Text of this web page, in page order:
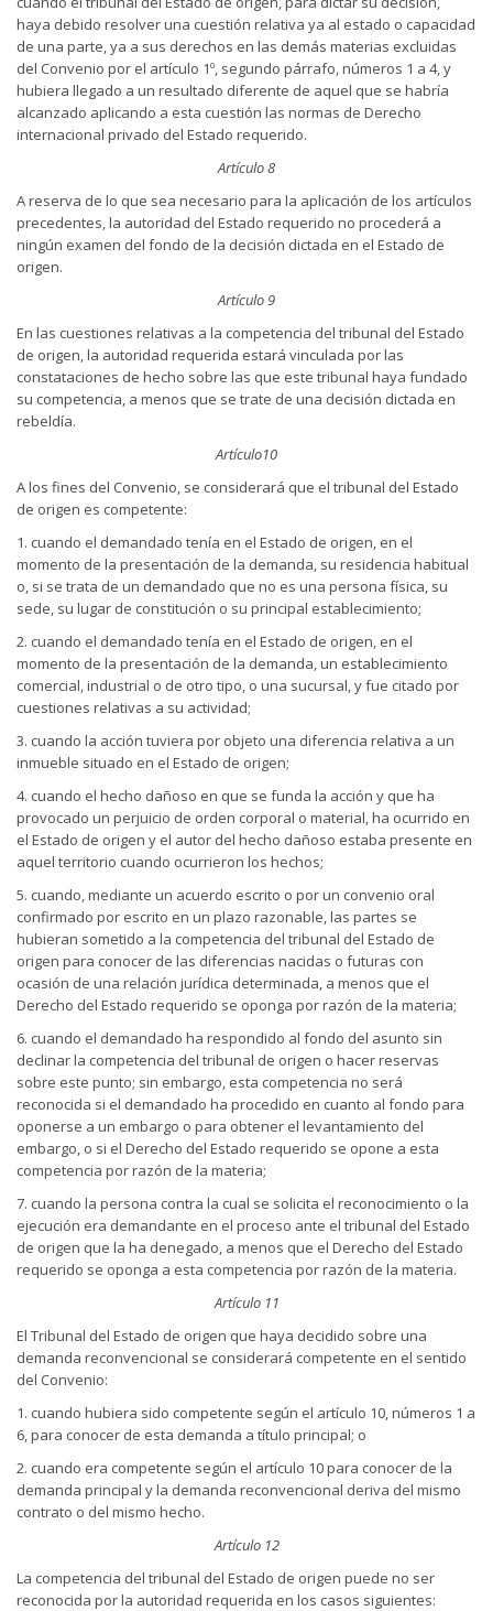
haya debido resolver una cuestión relativa ya al estado o capacidad
de una parte, ya a sus derechos en las demás materias excluidas
del Convenio por el artículo 1º, segundo párrafo, números 1 a 4, y
hubiera llegado a un resultado diferente de aquel que se habría
alcanzado aplicando a esta cuestión las normas de Derecho
internacional privado del Estado requerido.
Artículo 8
A reserva de lo que sea necesario para la aplicación de los artículos
precedentes, la autoridad del Estado requerido no procederá a
ningún examen del fondo de la decisión dictada en el Estado de
origen.
Artículo 9
En las cuestiones relativas a la competencia del tribunal del Estado
de origen, la autoridad requerida estará vinculada por las
constataciones de hecho sobre las que este tribunal haya fundado
su competencia, a menos que se trate de una decisión dictada en
rebeldía.
Artículo10
A los fines del Convenio, se considerará que el tribunal del Estado
de origen es competente:
1. cuando el demandado tenía en el Estado de origen, en el
momento de la presentación de la demanda, su residencia habitual
o, si se trata de un demandado que no es una persona física, su
sede, su lugar de constitución o su principal establecimiento;
2. cuando el demandado tenía en el Estado de origen, en el
momento de la presentación de la demanda, un establecimiento
comercial, industrial o de otro tipo, o una sucursal, y fue citado por
cuestiones relativas a su actividad;
3. cuando la acción tuviera por objeto una diferencia relativa a un
inmueble situado en el Estado de origen;
4. cuando el hecho dañoso en que se funda la acción y que ha
provocado un perjuicio de orden corporal o material, ha ocurrido en
el Estado de origen y el autor del hecho dañoso estaba presente en
aquel territorio cuando ocurrieron los hechos;
5. cuando, mediante un acuerdo escrito o por un convenio oral
confirmado por escrito en un plazo razonable, las partes se
hubieran sometido a la competencia del tribunal del Estado de
origen para conocer de las diferencias nacidas o futuras con
ocasión de una relación jurídica determinada, a menos que el
Derecho del Estado requerido se oponga por razón de la materia;
6. cuando el demandado ha respondido al fondo del asunto sin
declinar la competencia del tribunal de origen o hacer reservas
sobre este punto; sin embargo, esta competencia no será
reconocida si el demandado ha procedido en cuanto al fondo para
oponerse a un embargo o para obtener el levantamiento del
embargo, o si el Derecho del Estado requerido se opone a esta
competencia por razón de la materia;
7. cuando la persona contra la cual se solicita el reconocimiento o la
ejecución era demandante en el proceso ante el tribunal del Estado
de origen que la ha denegado, a menos que el Derecho del Estado
requerido se oponga a esta competencia por razón de la materia.
Artículo 11
El Tribunal del Estado de origen que haya decidido sobre una
demanda reconvencional se considerará competente en el sentido
del Convenio:
1. cuando hubiera sido competente según el artículo 10, números 1 a
6, para conocer de esta demanda a título principal; o
2. cuando era competente según el artículo 10 para conocer de la
demanda principal y la demanda reconvencional deriva del mismo
contrato o del mismo hecho.
Artículo 12
La competencia del tribunal del Estado de origen puede no ser
reconocida por la autoridad requerida en los casos siguientes: